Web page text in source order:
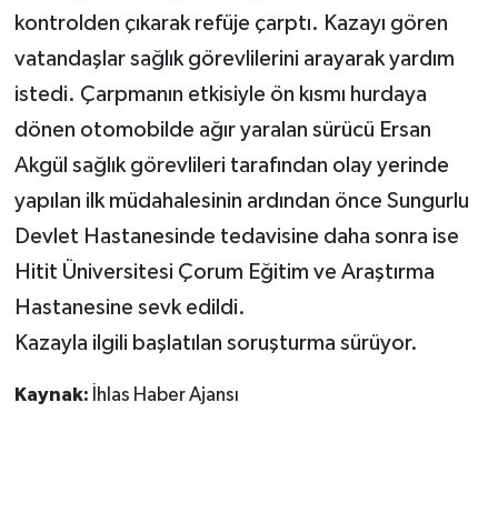
kontrolden çıkarak refüje çarptı. Kazayı gören
vatandaşlar sağlık görevlilerini arayarak yardım
istedi. Çarpmanın etkisiyle ön kısmı hurdaya
dönen otomobilde ağır yaralan sürücü Ersan
Akgül sağlık görevlileri tarafından olay yerinde
yapılan ilk müdahalesinin ardından önce Sungurlu
Devlet Hastanesinde tedavisine daha sonra ise
Hitit Üniversitesi Çorum Eğitim ve Araştırma
Hastanesine sevk edildi.
Kazayla ilgili başlatılan soruşturma sürüyor.
Kaynak: İhlas Haber Ajansı
İş Dünyası
Jandarma
Kadın
MAGAZİN
POLİTİKA